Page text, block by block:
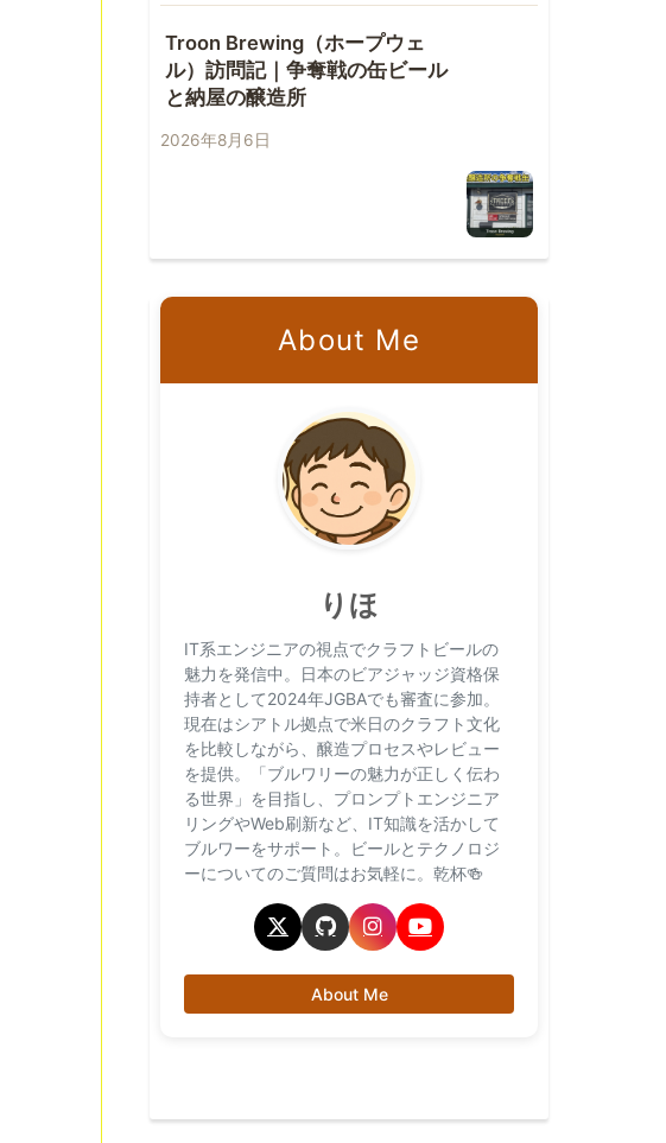
Troon Brewing（ホープウェ
ル）訪問記｜争奪戦の缶ビール
と納屋の醸造所
2026年8月6日
About Me
りほ
IT系エンジニアの視点でクラフトビールの
魅力を発信中。日本のビアジャッジ資格保
持者として2024年JGBAでも審査に参加。
現在はシアトル拠点で米日のクラフト文化
を比較しながら、醸造プロセスやレビュー
を提供。「ブルワリーの魅力が正しく伝わ
る世界」を目指し、プロンプトエンジニア
リングやWeb刷新など、IT知識を活かして
ブルワーをサポート。ビールとテクノロジ
ーについてのご質問はお気軽に。乾杯🍻
About Me